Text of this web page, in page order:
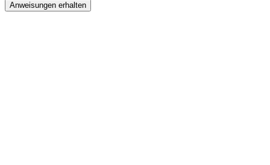
Anweisungen erhalten